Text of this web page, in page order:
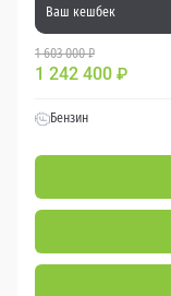
Ваш кешбек
1 603 000 ₽
1 242 400 ₽
Бензин